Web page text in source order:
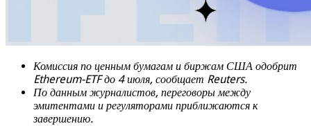
Комиссия по ценным бумагам и биржам США одобрит
Ethereum-ETF до 4 июля, сообщает Reuters.
По данным журналистов, переговоры между
эмитентами и регуляторами приближаются к
завершению.